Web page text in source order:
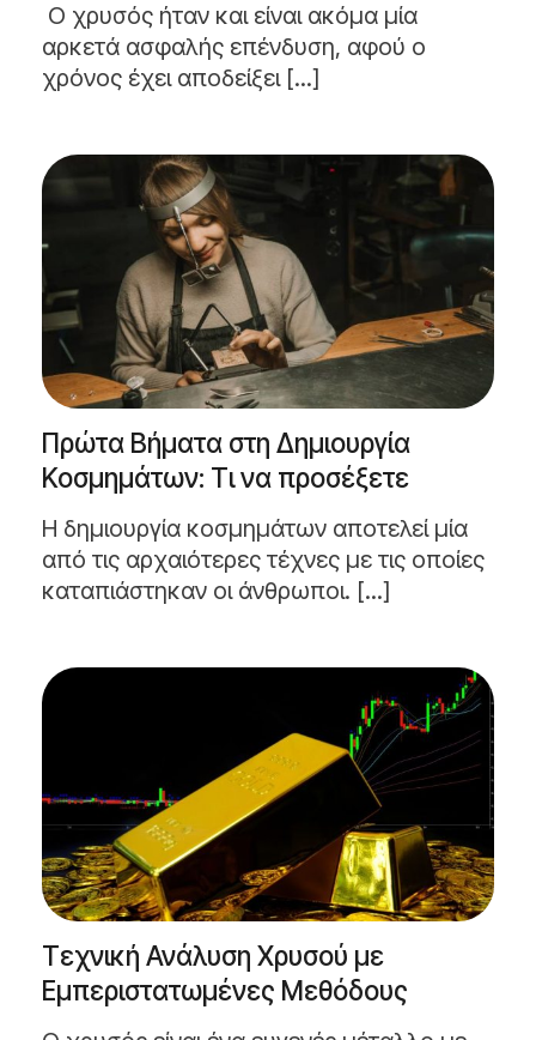
Ο χρυσός ήταν και είναι ακόμα μία
αρκετά ασφαλής επένδυση, αφού ο
χρόνος έχει αποδείξει [...]
Πρώτα Βήματα στη Δημιουργία
Κοσμημάτων: Τι να προσέξετε
Η δημιουργία κοσμημάτων αποτελεί μία
από τις αρχαιότερες τέχνες με τις οποίες
καταπιάστηκαν οι άνθρωποι. [...]
Τεχνική Ανάλυση Χρυσού με
Εμπεριστατωμένες Μεθόδους